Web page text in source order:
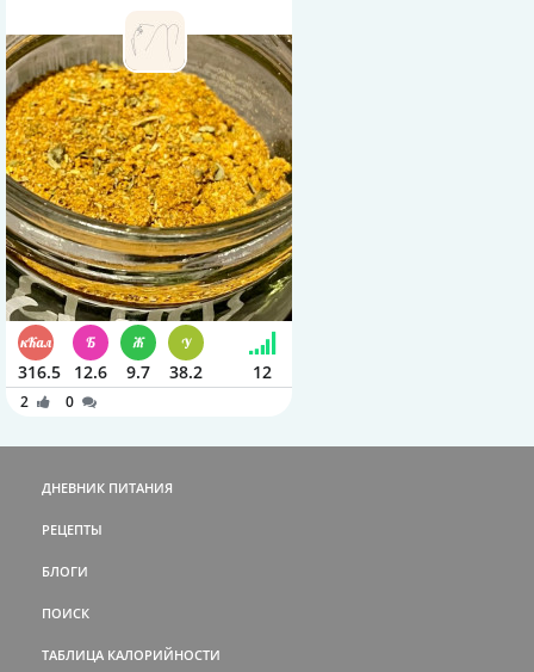
316.5 12.6 9.7 38.2 12
2 0
ДНЕВНИК ПИТАНИЯ
РЕЦЕПТЫ
БЛОГИ
ПОИСК
ТАБЛИЦА КАЛОРИЙНОСТИ